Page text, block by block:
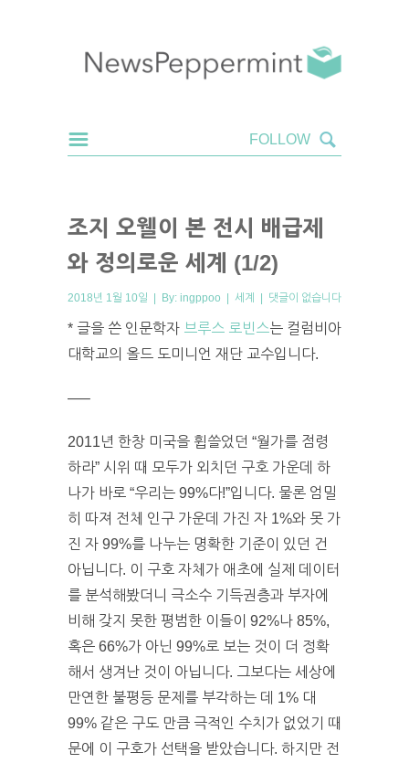
조지 오웰이 본 전시 배급제
와 정의로운 세계 (1/2)
2018년 1월 10일 | By: ingppoo | 세계 | 댓글이 없습니다
* 글을 쓴 인문학자 브루스 로빈스는 컬럼비아
대학교의 올드 도미니언 재단 교수입니다.
—–
2011년 한창 미국을 휩쓸었던 “월가를 점령
하라” 시위 때 모두가 외치던 구호 가운데 하
나가 바로 “우리는 99%다!”입니다. 물론 엄밀
히 따져 전체 인구 가운데 가진 자 1%와 못 가
진 자 99%를 나누는 명확한 기준이 있던 건
아닙니다. 이 구호 자체가 애초에 실제 데이터
를 분석해봤더니 극소수 기득권층과 부자에
비해 갖지 못한 평범한 이들이 92%나 85%,
혹은 66%가 아닌 99%로 보는 것이 더 정확
해서 생겨난 것이 아닙니다. 그보다는 세상에
만연한 불평등 문제를 부각하는 데 1% 대
99% 같은 구도 만큼 극적인 수치가 없었기 때
문에 이 구호가 선택을 받았습니다. 하지만 전